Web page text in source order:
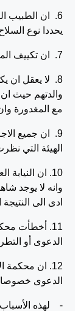
6. ان الطبيب
يحددا نوع
7. ان تكييف المحكمة للجريمة جاء خاطيء ...
8. لا يعقل ان
والدتهم حيث ان
مع المغدورة
9. ان جميع
الهيئة التي
10. ان
وانه لا يوجد
ادى الى
11. أخطأت
الدعوى أو
12. ان
الدعوى خصوصا
- لهذه